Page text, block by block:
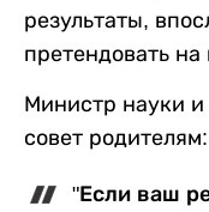
результаты,
претендовать
Министр науки
совет родителям:
"Если ваш